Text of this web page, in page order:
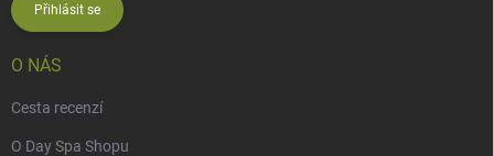
Přihlásit se
O NÁS
Cesta recenzí
O Day Spa Shopu